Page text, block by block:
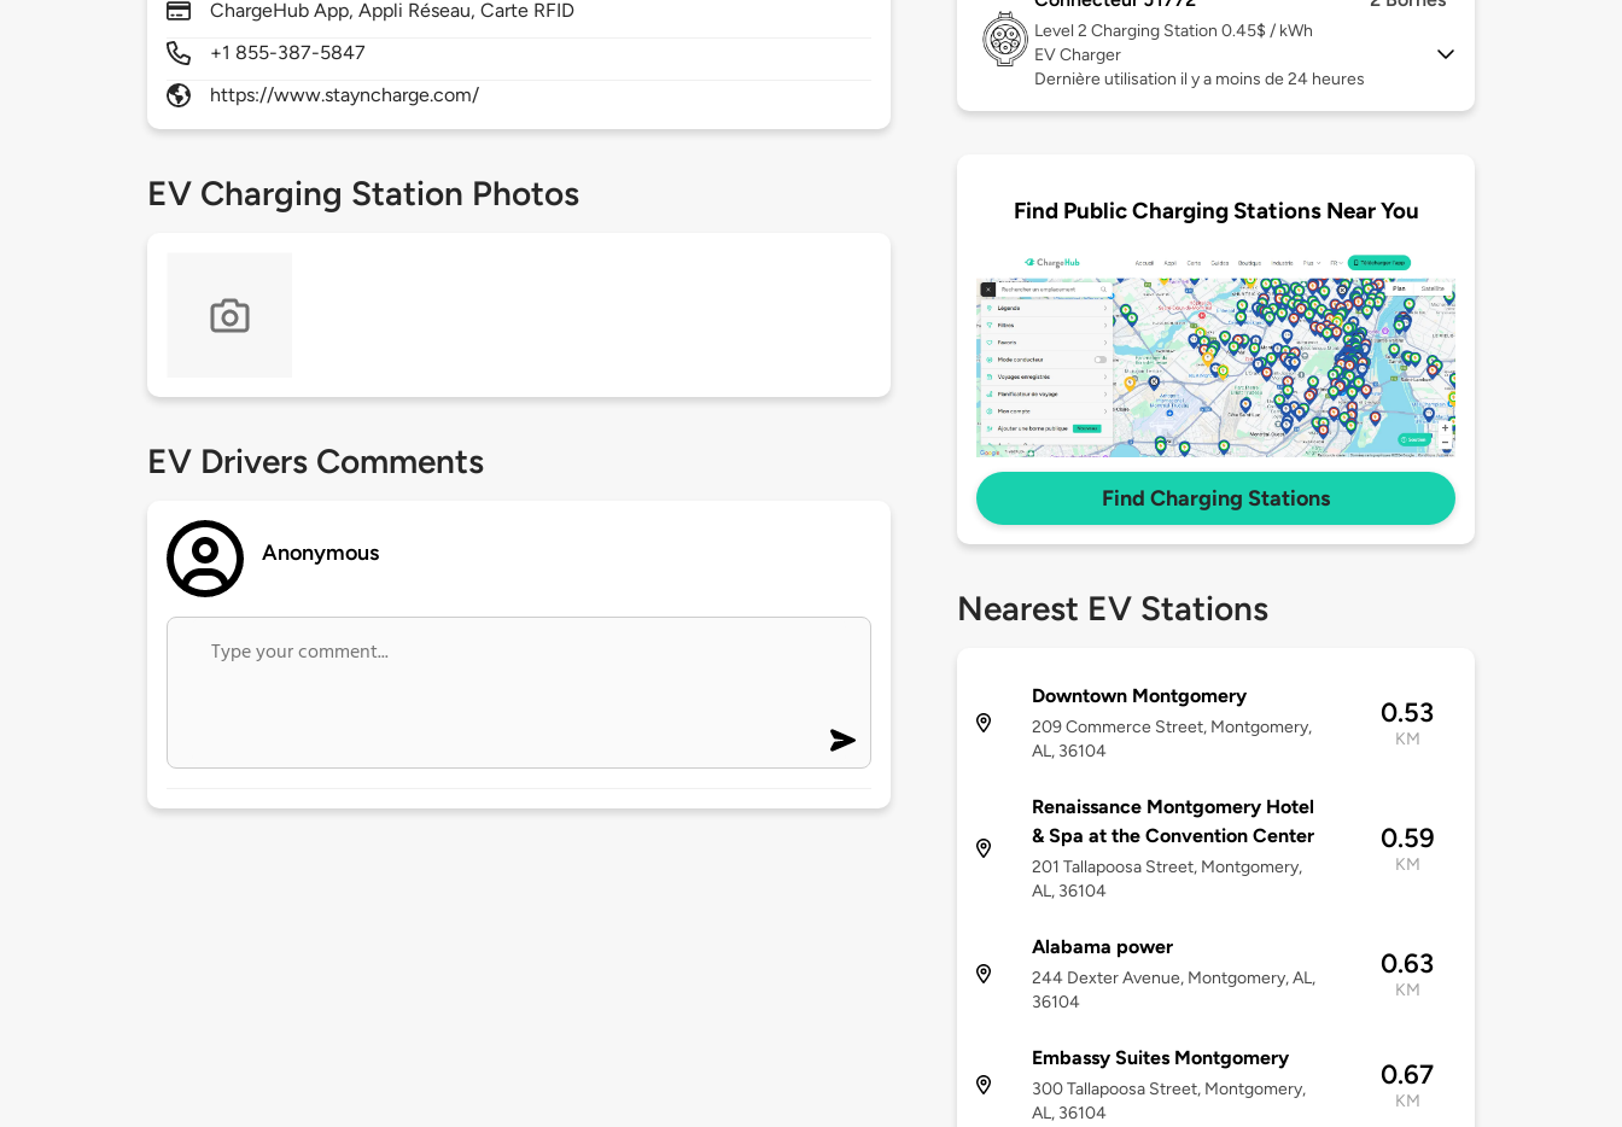
ChargeHub App, Appli Réseau, Carte RFID
+1 855-387-5847
https://www.stayncharge.com/
EV Charging Station Photos
EV Drivers Comments
Anonymous
Level 2 Charging Station 0.45$ / kWh
EV Charger
Dernière utilisation il y a moins de 24 heures
Find Public Charging Stations Near You
Find Charging Stations
Nearest EV Stations
Downtown Montgomery
209 Commerce Street, Montgomery,
AL, 36104
0.53
KM
Renaissance Montgomery Hotel
& Spa at the Convention Center
201 Tallapoosa Street, Montgomery,
AL, 36104
0.59
KM
Alabama power
244 Dexter Avenue, Montgomery, AL,
36104
0.63
KM
Embassy Suites Montgomery
300 Tallapoosa Street, Montgomery,
AL, 36104
0.67
KM